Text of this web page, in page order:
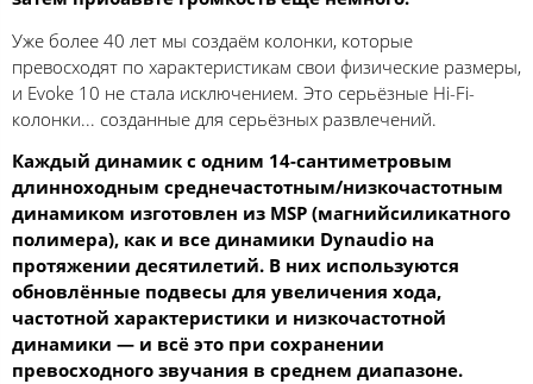
Уже более 40 лет мы создаём колонки, которые
превосходят по характеристикам свои физические размеры,
и Evoke 10 не стала исключением. Это серьёзные Hi-Fi-
колонки... созданные для серьёзных развлечений.
Каждый динамик с одним 14-сантиметровым
длинноходным среднечастотным/низкочастотным
динамиком изготовлен из MSP (магнийсиликатного
полимера), как и все динамики Dynaudio на
протяжении десятилетий. В них используются
обновлённые подвесы для увеличения хода,
частотной характеристики и низкочастотной
динамики — и всё это при сохранении
превосходного звучания в среднем диапазоне.